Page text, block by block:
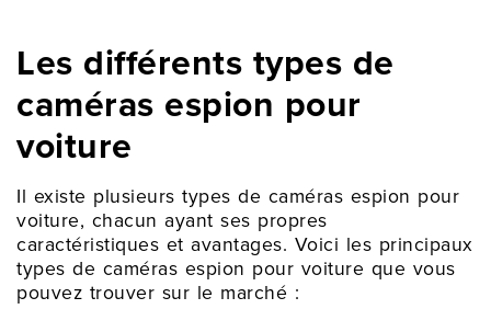
Les différents types de
caméras espion pour
voiture
Il existe plusieurs types de caméras espion pour
voiture, chacun ayant ses propres
caractéristiques et avantages. Voici les principaux
types de caméras espion pour voiture que vous
pouvez trouver sur le marché :